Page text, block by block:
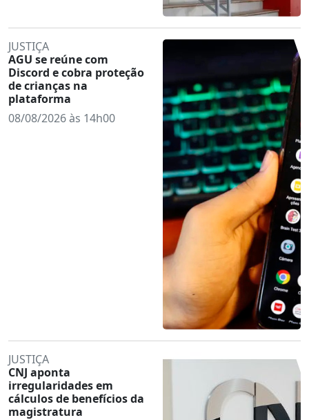
JUSTIÇA
AGU se reúne com
Discord e cobra proteção
de crianças na
plataforma
08/08/2026 às 14h00
JUSTIÇA
CNJ aponta
irregularidades em
cálculos de benefícios da
magistratura